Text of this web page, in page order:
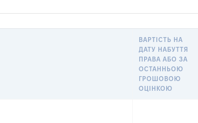
ВАРТІСТЬ НА
ДАТУ НАБУТТЯ
ПРАВА АБО ЗА
ОСТАННЬОЮ
ГРОШОВОЮ
ОЦІНКОЮ